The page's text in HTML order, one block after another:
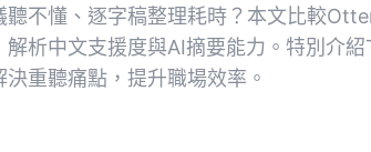
聽不懂、逐字稿整理耗時？本文比較
解析中文支援度與AI摘要能力。特別介
重聽痛點，提升職場效率。